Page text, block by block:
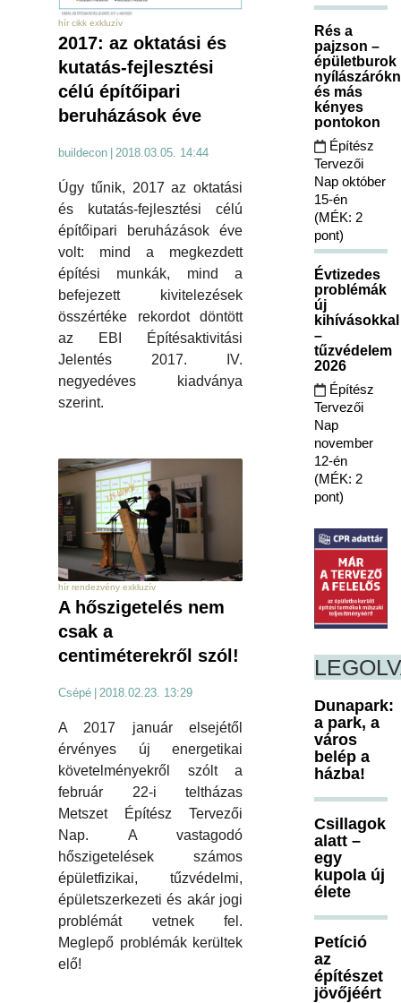
hír cikk exkluzív
2017: az oktatási és
kutatás-fejlesztési
célú építőipari
beruházások éve
buildecon 2018.03.05. 14:44
Úgy tűnik, 2017 az oktatási
és kutatás-fejlesztési célú
építőipari beruházások éve
volt: mind a megkezdett
építési munkák, mind a
befejezett kivitelezések
összértéke rekordot döntött
az EBI Építésaktivitási
Jelentés 2017. IV.
negyedéves kiadványa
szerint.
hír rendezvény exkluzív
A hőszigetelés nem
csak a
centiméterekről szól!
Csépé 2018.02.23. 13:29
A 2017 január elsejétől
érvényes új energetikai
követelményekről szólt a
február 22-i teltházas
Metszet Építész Tervezői
Nap. A vastagodó
hőszigetelések számos
épületfizikai, tűzvédelmi,
épületszerkezeti és akár jogi
problémát vetnek fel.
Meglepő problémák kerültek
elő!
Rés a
pajzson –
épületburok
és más
kényes
pontokon
Építész
Tervezői
Nap október
15-én
(MÉK: 2
pont)
Évtizedes
problémák
új
kihívásokkal
–
tűzvédelem
2026
Építész
Tervezői
Nap
november
12-én
(MÉK: 2
pont)
Dunapark:
a park, a
város
belép a
házba!
Csillagok
alatt –
egy
kupola új
élete
Petíció
az
építészet
jövőjéért